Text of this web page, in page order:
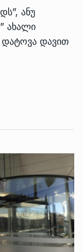
ანუ
ახალი
დატოვა დავით